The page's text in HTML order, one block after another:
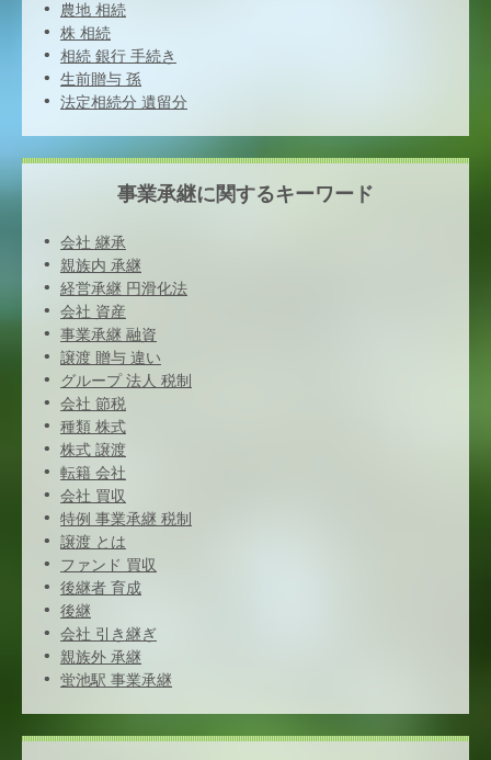
農地 相続
株 相続
相続 銀行 手続き
生前贈与 孫
法定相続分 遺留分
事業承継に関するキーワード
会社 継承
親族内 承継
経営承継 円滑化法
会社 資産
事業承継 融資
譲渡 贈与 違い
グループ 法人 税制
会社 節税
種類 株式
株式 譲渡
転籍 会社
会社 買収
特例 事業承継 税制
譲渡 とは
ファンド 買収
後継者 育成
後継
会社 引き継ぎ
親族外 承継
蛍池駅 事業承継